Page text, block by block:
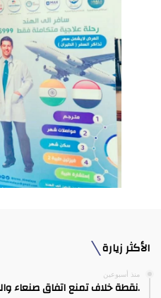
الأكثر زيارة
منذ أسبوعين
.نقطة خلاف تمنع اتفاق صنعاء